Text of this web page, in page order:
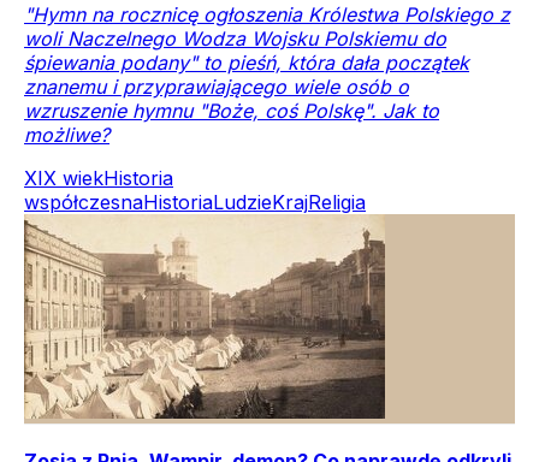
"Hymn na rocznicę ogłoszenia Królestwa Polskiego z
woli Naczelnego Wodza Wojsku Polskiemu do
śpiewania podany" to pieśń, która dała początek
znanemu i przyprawiającego wiele osób o
wzruszenie hymnu "Boże, coś Polskę". Jak to
możliwe?
XIX wiekHistoria
współczesnaHistoriaLudzieKrajReligia